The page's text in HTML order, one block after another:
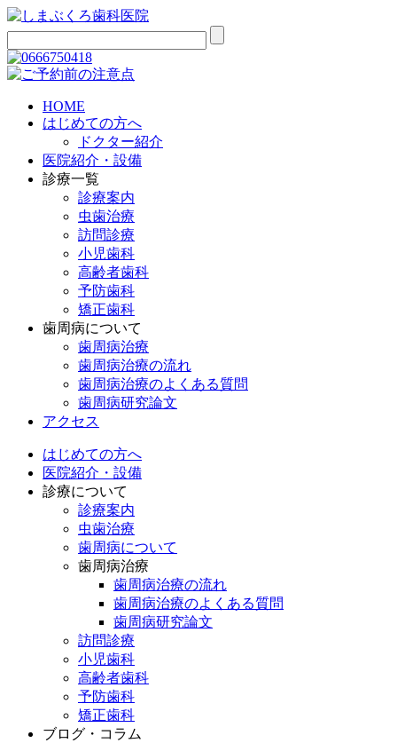
HOME
はじめての方へ
ドクター紹介
医院紹介・設備
診療一覧
診療案内
虫歯治療
訪問診療
小児歯科
高齢者歯科
予防歯科
矯正歯科
歯周病について
歯周病治療
歯周病治療の流れ
歯周病治療のよくある質問
歯周病研究論文
アクセス
はじめての方へ
医院紹介・設備
診療について
診療案内
虫歯治療
歯周病について
歯周病治療
歯周病治療の流れ
歯周病治療のよくある質問
歯周病研究論文
訪問診療
小児歯科
高齢者歯科
予防歯科
矯正歯科
ブログ・コラム